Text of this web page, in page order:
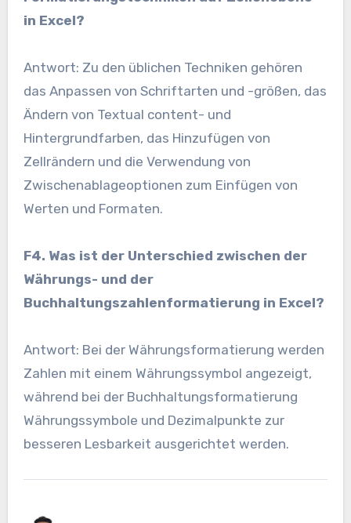
in Excel?
Antwort: Zu den üblichen Techniken gehören
das Anpassen von Schriftarten und -größen, das
Ändern von Textual content- und
Hintergrundfarben, das Hinzufügen von
Zellrändern und die Verwendung von
Zwischenablageoptionen zum Einfügen von
Werten und Formaten.
F4. Was ist der Unterschied zwischen der
Währungs- und der
Buchhaltungszahlenformatierung in Excel?
Antwort: Bei der Währungsformatierung werden
Zahlen mit einem Währungssymbol angezeigt,
während bei der Buchhaltungsformatierung
Währungssymbole und Dezimalpunkte zur
besseren Lesbarkeit ausgerichtet werden.